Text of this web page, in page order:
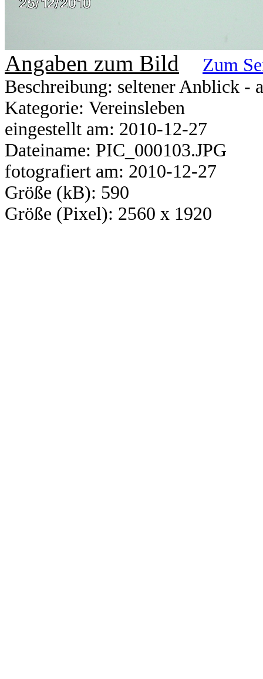
Angaben zum Bild
Zum
Beschreibung: seltener Anblick -
Kategorie: Vereinsleben
eingestellt am: 2010-12-27
Dateiname: PIC_000103.JPG
fotografiert am: 2010-12-27
Größe (kB): 590
Größe (Pixel): 2560 x 1920